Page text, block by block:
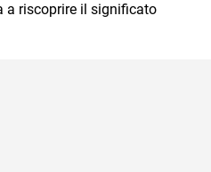
a riscoprire il significato